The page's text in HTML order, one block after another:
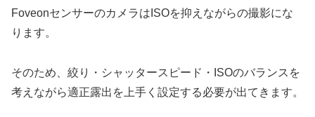
FoveonセンサーのカメラはISOを抑えながらの撮影にな
ります。
そのため、絞り・シャッタースピード・ISOのバランスを
考えながら適正露出を上手く設定する必要が出てきます。